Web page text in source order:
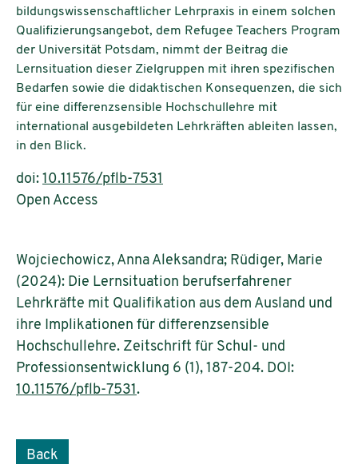
bildungswissenschaftlicher Lehrpraxis in einem solchen
Qualifizierungsangebot, dem Refugee Teachers Program
der Universität Potsdam, nimmt der Beitrag die
Lernsituation dieser Zielgruppen mit ihren spezifischen
Bedarfen sowie die didaktischen Konsequenzen, die sich
für eine differenzsensible Hochschullehre mit
international ausgebildeten Lehrkräften ableiten lassen,
in den Blick.
doi: 10.11576/pflb-7531
Open Access
Wojciechowicz, Anna Aleksandra; Rüdiger, Marie
(2024): Die Lernsituation berufserfahrener
Lehrkräfte mit Qualifikation aus dem Ausland und
ihre Implikationen für differenzsensible
Hochschullehre. Zeitschrift für Schul- und
Professionsentwicklung 6 (1), 187-204. DOI:
10.11576/pflb-7531.
Back